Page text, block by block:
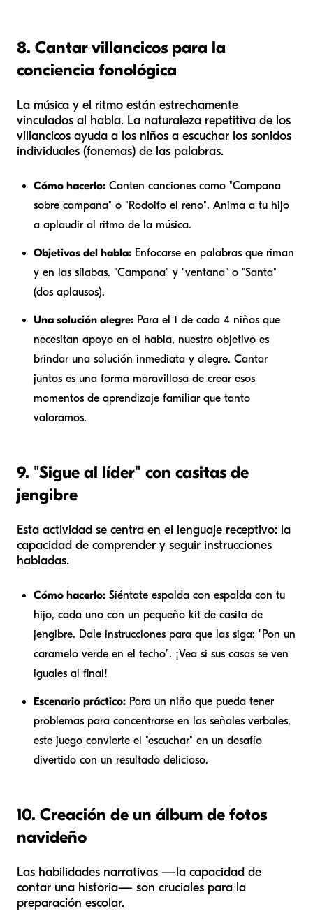
8. Cantar villancicos para la
conciencia fonológica
La música y el ritmo están estrechamente
vinculados al habla. La naturaleza repetitiva de los
villancicos ayuda a los niños a escuchar los sonidos
individuales (fonemas) de las palabras.
Cómo hacerlo: Canten canciones como "Campana
sobre campana" o "Rodolfo el reno". Anima a tu hijo
a aplaudir al ritmo de la música.
Objetivos del habla: Enfocarse en palabras que riman
y en las sílabas. "Campana" y "ventana" o "Santa"
(dos aplausos).
Una solución alegre: Para el 1 de cada 4 niños que
necesitan apoyo en el habla, nuestro objetivo es
brindar una solución inmediata y alegre. Cantar
juntos es una forma maravillosa de crear esos
momentos de aprendizaje familiar que tanto
valoramos.
9. "Sigue al líder" con casitas de
jengibre
Esta actividad se centra en el lenguaje receptivo: la
capacidad de comprender y seguir instrucciones
habladas.
Cómo hacerlo: Siéntate espalda con espalda con tu
hijo, cada uno con un pequeño kit de casita de
jengibre. Dale instrucciones para que las siga: "Pon un
caramelo verde en el techo". ¡Vea si sus casas se ven
iguales al final!
Escenario práctico: Para un niño que pueda tener
problemas para concentrarse en las señales verbales,
este juego convierte el "escuchar" en un desafío
divertido con un resultado delicioso.
10. Creación de un álbum de fotos
navideño
Las habilidades narrativas —la capacidad de
contar una historia— son cruciales para la
preparación escolar.